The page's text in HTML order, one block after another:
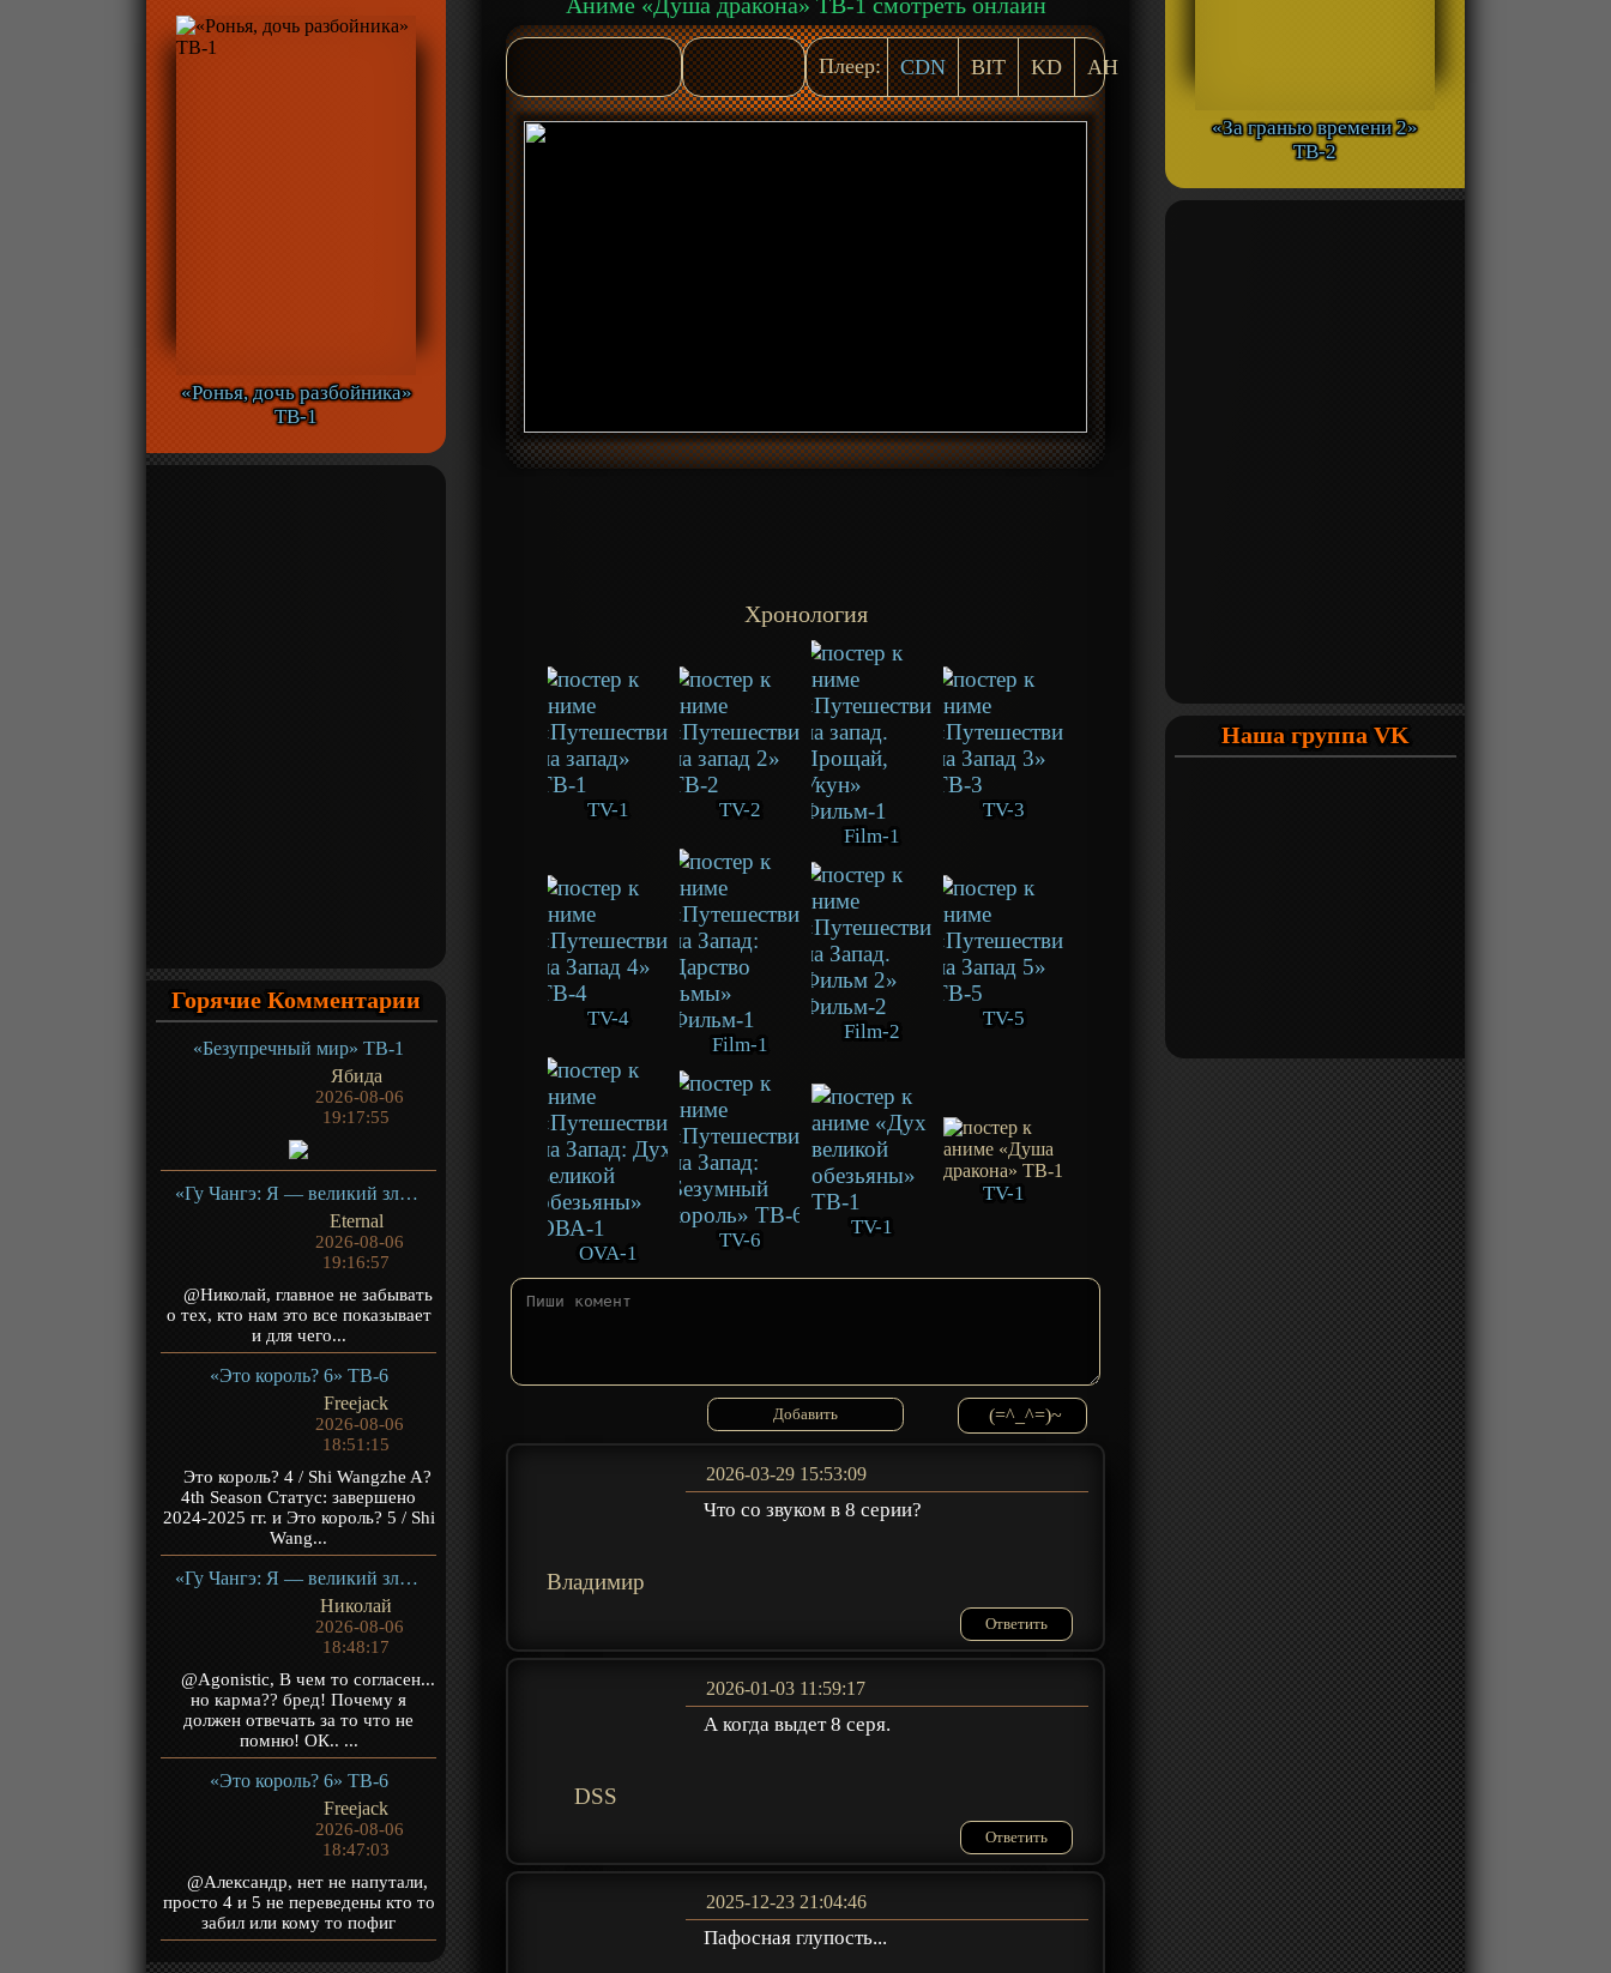
«Ронья, дочь разбойника»
ТВ-1
Горячие Комментарии
«Безупречный мир» ТВ-1
Ябида
2026-08-06
19:17:55
«Гу Чангэ: Я — великий злодей Небесной Судьбы» ТВ-1
Eternal
2026-08-06
19:16:57
@Николай, главное не забывать
о тех, кто нам это все показывает
и для чего...
«Это король? 6» ТВ-6
Freejack
2026-08-06
18:51:15
Это король? 4 / Shi Wangzhe A?
4th Season Статус: завершено
2024-2025 гг. и Это король? 5 / Shi
Wang...
«Гу Чангэ: Я — великий злодей Небесной Судьбы» ТВ-1
Николай
2026-08-06
18:48:17
@Agonistic, В чем то согласен...
но карма?? бред! Почему я
должен отвечать за то что не
помню! ОК.. ...
«Это король? 6» ТВ-6
Freejack
2026-08-06
18:47:03
@Александр, нет не напутали,
просто 4 и 5 не переведены кто то
забил или кому то пофиг
Плеер: CDN BIT KD AH
Хронология
TV-1
TV-2
Film-1
TV-3
TV-4
Film-1
Film-2
TV-5
OVA-1
TV-6
TV-1
TV-1
(=^_^=)~
Владимир
2026-03-29 15:53:09
Что со звуком в 8 серии?
Ответить
DSS
2026-01-03 11:59:17
А когда выдет 8 серя.
Ответить
2025-12-23 21:04:46
Пафосная глупость...
«За гранью времени 2»
ТВ-2
Наша группа VK